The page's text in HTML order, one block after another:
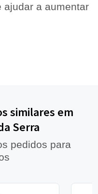
ajudar a aumentar
similares em
Serra
pedidos para